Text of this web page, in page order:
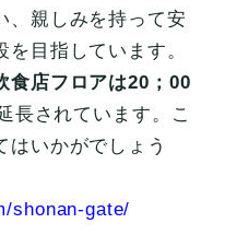
、親しみを持って安
目指しています。
食店フロアは20；00
長されています。こ
はいかがでしょう
shonan-gate/